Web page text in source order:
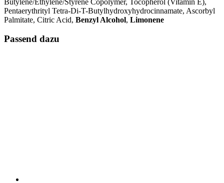
Pentaerythrityl Tetra-Di-T-Butylhydroxyhydrocinnamate, Ascorbyl
Palmitate, Citric Acid, Benzyl Alcohol, Limonene
Passend dazu